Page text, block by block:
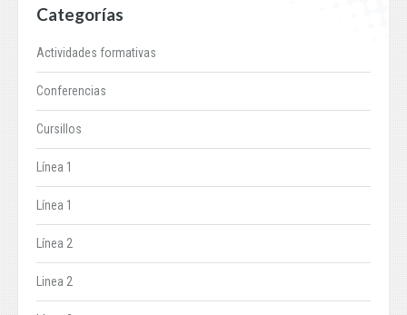
Categorías
Actividades formativas
Conferencias
Cursillos
Línea 1
Línea 1
Línea 2
Linea 2